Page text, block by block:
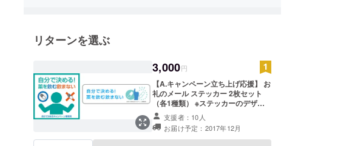
リターンを選ぶ
3,000円
【A.キャンペーン立ち上げ応援】 お
礼のメール ステッカー 2枚セット
（各1種類） ※ステッカーのデザイ
ンは若干変更になる場合がありま
す。支援者：10人
お届け予定：2017年12月